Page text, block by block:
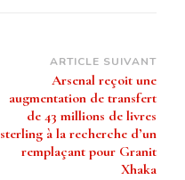
ARTICLE SUIVANT
Arsenal reçoit une
augmentation de transfert
de 43 millions de livres
sterling à la recherche d’un
remplaçant pour Granit
Xhaka